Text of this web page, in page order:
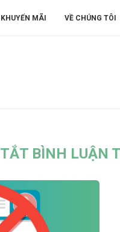
KHUYẾN MÃI VỀ CHÚNG TÔI
TẮT BÌNH LUẬN